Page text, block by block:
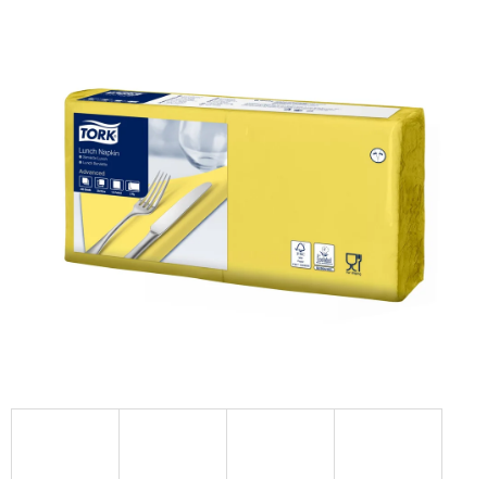
hvězdiček.